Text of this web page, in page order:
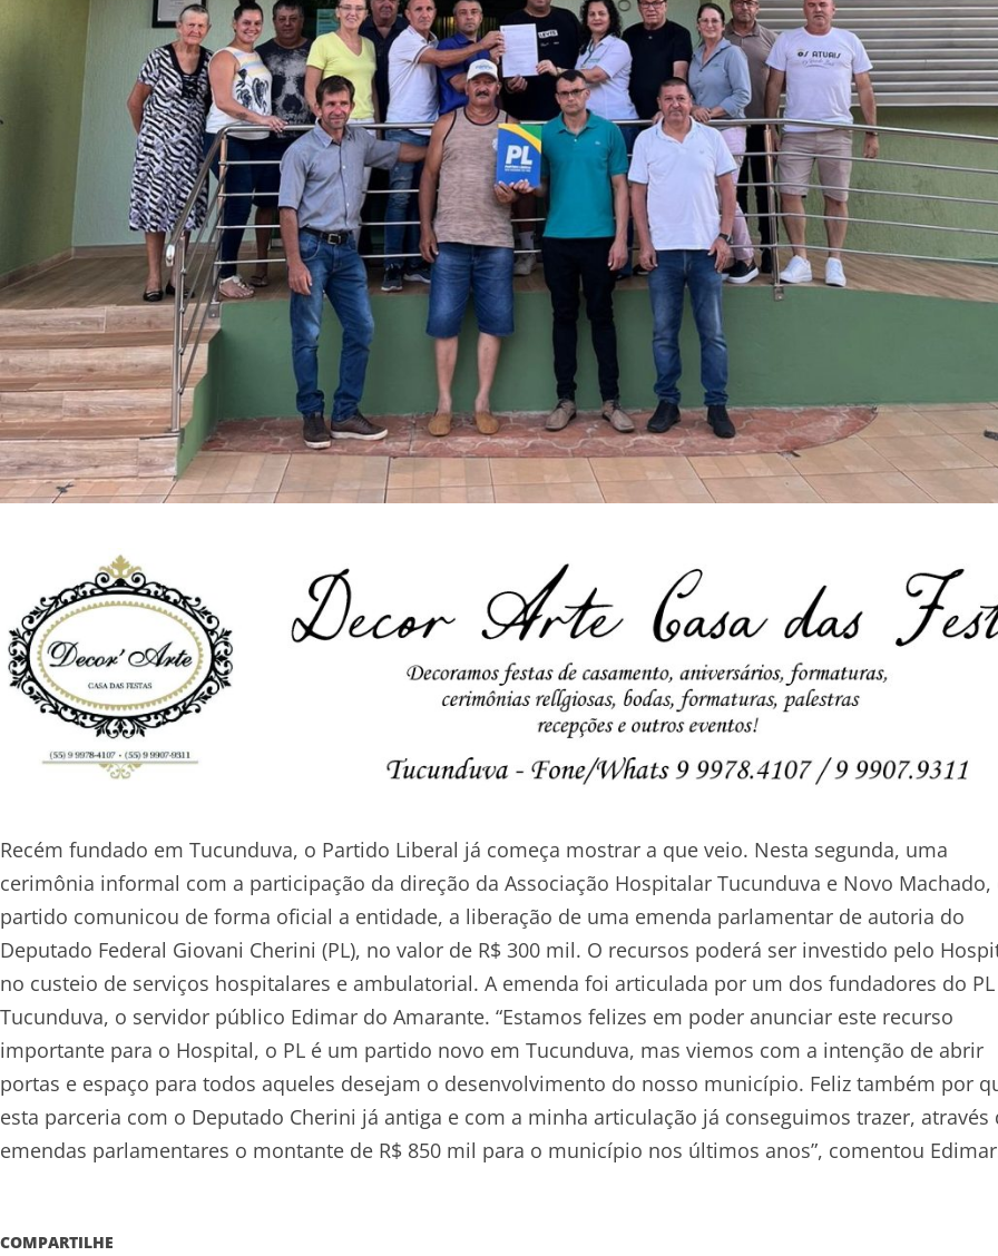
Recém fundado em Tucunduva, o Partido Liberal já começa mostrar a que veio. Nesta segunda, uma
cerimônia informal com a participação da direção da Associação Hospitalar Tucunduva e Novo Machado,
partido comunicou de forma oficial a entidade, a liberação de uma emenda parlamentar de autoria do
Deputado Federal Giovani Cherini (PL), no valor de R$ 300 mil. O recursos poderá ser investido pelo
no custeio de serviços hospitalares e ambulatorial. A emenda foi articulada por um dos fundadores do
Tucunduva, o servidor público Edimar do Amarante. “Estamos felizes em poder anunciar este recurso
importante para o Hospital, o PL é um partido novo em Tucunduva, mas viemos com a intenção de abrir
portas e espaço para todos aqueles desejam o desenvolvimento do nosso município. Feliz também por
esta parceria com o Deputado Cherini já antiga e com a minha articulação já conseguimos trazer, através
emendas parlamentares o montante de R$ 850 mil para o município nos últimos anos”, comentou
COMPARTILHE